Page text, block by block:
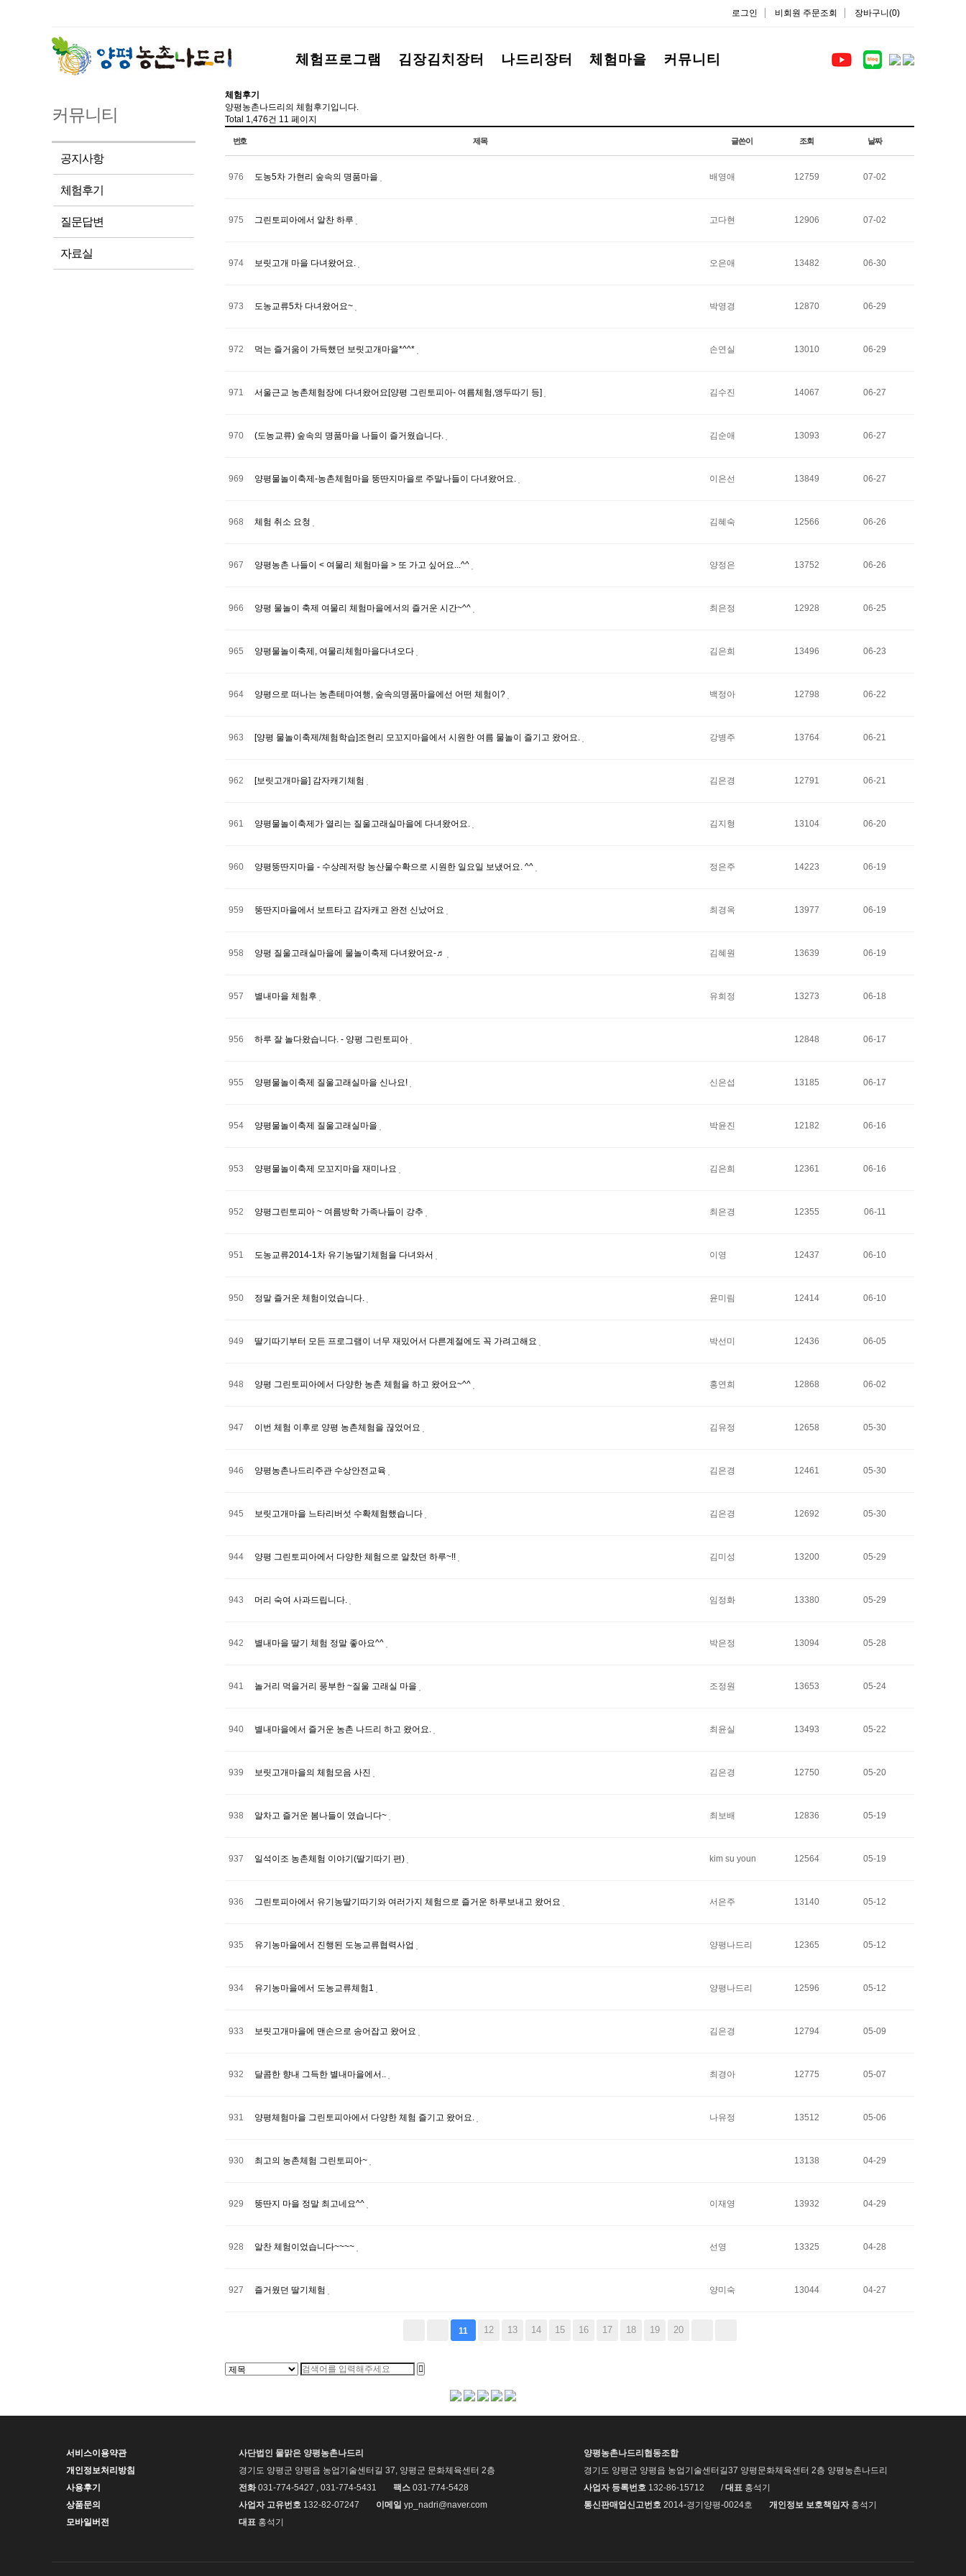
로그인 비회원 주문조회 장바구니(0)
체험프로그램 김장김치장터 나드리장터 체험마을 커뮤니티
커뮤니티
공지사항
체험후기
질문답변
자료실
체험후기
양평농촌나드리의 체험후기입니다.
Total 1,476건 11 페이지
번호 제목 글쓴이 조회 날짜
976 도농5차 가현리 숲속의 명품마을 배영애 12759 07-02
975 그린토피아에서 알찬 하루 고다현 12906 07-02
974 보릿고개 마을 다녀왔어요. 오은애 13482 06-30
973 도농교류5차 다녀왔어요~ 박영경 12870 06-29
972 먹는 즐거움이 가득했던 보릿고개마을*^^* 손연실 13010 06-29
971 서울근교 농촌체험장에 다녀왔어요[양평 그린토피아- 여름체험,앵두따기 등] 김수진 14067 06-27
970 (도농교류) 숲속의 명품마을 나들이 즐거웠습니다. 김순애 13093 06-27
969 양평물놀이축제-농촌체험마을 뚱딴지마을로 주말나들이 다녀왔어요. 이은선 13849 06-27
968 체험 취소 요청 김혜숙 12566 06-26
967 양평농촌 나들이 < 여물리 체험마을 > 또 가고 싶어요...^^ 양정은 13752 06-26
966 양평 물놀이 축제 여물리 체험마을에서의 즐거운 시간~^^ 최은정 12928 06-25
965 양평물놀이축제, 여물리체험마을다녀오다 김은희 13496 06-23
964 양평으로 떠나는 농촌테마여행, 숲속의명품마을에선 어떤 체험이? 백정아 12798 06-22
963 [양평 물놀이축제/체험학습]조현리 모꼬지마을에서 시원한 여름 물놀이 즐기고 왔어요. 강병주 13764 06-21
962 [보릿고개마을] 감자캐기체험 김은경 12791 06-21
961 양평물놀이축제가 열리는 질울고래실마을에 다녀왔어요. 김지형 13104 06-20
960 양평뚱딴지마을 - 수상레저랑 농산물수확으로 시원한 일요일 보냈어요. ^^ 정은주 14223 06-19
959 뚱딴지마을에서 보트타고 감자캐고 완전 신났어요 최경옥 13977 06-19
958 양평 질울고래실마을에 물놀이축제 다녀왔어요-♬ 김혜원 13639 06-19
957 별내마을 체험후 유희정 13273 06-18
956 하루 잘 놀다왔습니다. - 양평 그린토피아 12848 06-17
955 양평물놀이축제 질울고래실마을 신나요! 신은섭 13185 06-17
954 양평물놀이축제 질울고래실마을 박윤진 12182 06-16
953 양평물놀이축제 모꼬지마을 재미나요 김은희 12361 06-16
952 양평그린토피아 ~ 여름방학 가족나들이 강추 최은경 12355 06-11
951 도농교류2014-1차 유기농딸기체험을 다녀와서 이영 12437 06-10
950 정말 즐거운 체험이었습니다. 윤미림 12414 06-10
949 딸기따기부터 모든 프로그램이 너무 재밌어서 다른계절에도 꼭 가려고해요 박선미 12436 06-05
948 양평 그린토피아에서 다양한 농촌 체험을 하고 왔어요~^^ 홍연희 12868 06-02
947 이번 체험 이후로 양평 농촌체험을 끊었어요 김유정 12658 05-30
946 양평농촌나드리주관 수상안전교육 김은경 12461 05-30
945 보릿고개마을 느타리버섯 수확체험했습니다 김은경 12692 05-30
944 양평 그린토피아에서 다양한 체험으로 알찼던 하루~!! 김미성 13200 05-29
943 머리 숙여 사과드립니다. 임정화 13380 05-29
942 별내마을 딸기 체험 정말 좋아요^^ 박은정 13094 05-28
941 놀거리 먹을거리 풍부한 ~질울 고래실 마을 조정원 13653 05-24
940 별내마을에서 즐거운 농촌 나드리 하고 왔어요. 최윤실 13493 05-22
939 보릿고개마을의 체험모음 사진 김은경 12750 05-20
938 알차고 즐거운 봄나들이 였습니다~ 최보배 12836 05-19
937 일석이조 농촌체험 이야기(딸기따기 편) kim su youn 12564 05-19
936 그린토피아에서 유기농딸기따기와 여러가지 체험으로 즐거운 하루보내고 왔어요 서은주 13140 05-12
935 유기농마을에서 진행된 도농교류협력사업 양평나드리 12365 05-12
934 유기농마을에서 도농교류체험1 양평나드리 12596 05-12
933 보릿고개마을에 맨손으로 송어잡고 왔어요 김은경 12794 05-09
932 달콤한 향내 그득한 별내마을에서.. 최경아 12775 05-07
931 양평체험마을 그린토피아에서 다양한 체험 즐기고 왔어요. 나유정 13512 05-06
930 최고의 농촌체험 그린토피아~ 13138 04-29
929 뚱딴지 마을 정말 최고네요^^ 이재영 13932 04-29
928 알찬 체험이었습니다~~~~ 선영 13325 04-28
927 즐거웠던 딸기체험 양미숙 13044 04-27
11 12 13 14 15 16 17 18 19 20
서비스이용약관
개인정보처리방침
사용후기
상품문의
모바일버전
사단법인 물맑은 양평농촌나드리
경기도 양평군 양평읍 농업기술센터길 37, 양평군 문화체육센터 2층
전화031-774-5427 , 031-774-5431 팩스 031-774-5428
사업자 고유번호 132-82-07247 이메일 yp_nadri@naver.com
대표 홍석기
양평농촌나드리협동조합
경기도 양평군 양평읍 농업기술센터길37 양평문화체육센터 2층 양평농촌나드리
사업자 등록번호 132-86-15712 /대표 홍석기
통신판매업신고번호 2014-경기양평-0024호 개인정보 보호책임자홍석기